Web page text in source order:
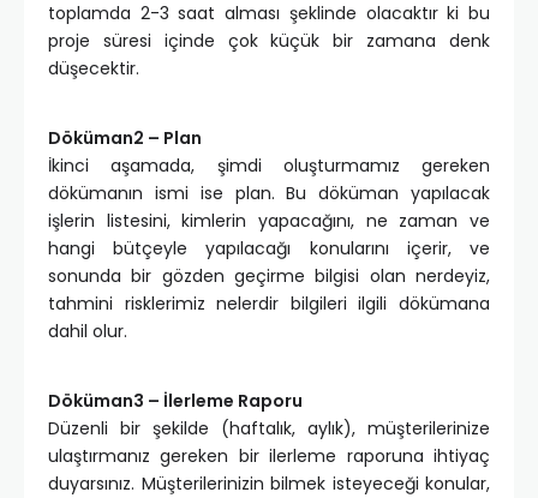
toplamda 2-3 saat alması şeklinde olacaktır ki bu
proje süresi içinde çok küçük bir zamana denk
düşecektir.
Döküman2 – Plan
İkinci aşamada, şimdi oluşturmamız gereken
dökümanın ismi ise plan. Bu döküman yapılacak
işlerin listesini, kimlerin yapacağını, ne zaman ve
hangi bütçeyle yapılacağı konularını içerir, ve
sonunda bir gözden geçirme bilgisi olan nerdeyiz,
tahmini risklerimiz nelerdir bilgileri ilgili dökümana
dahil olur.
Döküman3 – İlerleme Raporu
Düzenli bir şekilde (haftalık, aylık), müşterilerinize
ulaştırmanız gereken bir ilerleme raporuna ihtiyaç
duyarsınız. Müşterilerinizin bilmek isteyeceği konular,